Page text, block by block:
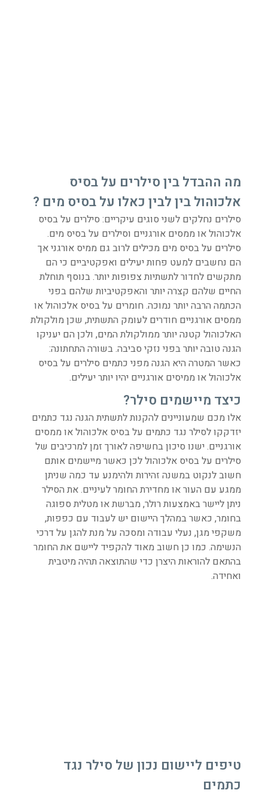
מה ההבדל בין סילרים על בסיס
אלכוהול בין לבין כאלו על בסיס מים ?
סילרים נחלקים לשני סוגים עיקריים: סילרים על בסיס
אלכוהול או ממסים אורגניים וסילרים על בסיס מים.
סילרים על בסיס מים מכילים לרוב גם ממיס אורגני אך
הם נחשבים למעט פחות יעילים ואפקטיביים כי הם
מתקשים לחדור לתשתיות צפופות יותר. בנוסף תוחלת
החיים שלהם קצרה יותר והאפקטיביות שלהם בפני
הכתמה הרבה יותר נמוכה. חומרים על בסיס אלכוהול או
ממסים אורגניים חודרים לעומק התשתית, שכן מולקולת
האלכוהול קטנה יותר ממולקולת המים, ולכן הם יעניקו
הגנה טובה יותר בפני נזקי סביבה. בשורה התחתונה:
כאשר המטרה היא הגנה מפני כתמים סילרים על בסיס
אלכוהול או ממיסים אורגניים יהיו יותר יעילים.
כיצד מיישמים סילר?
אלו מכם שמעוניינים להקנות לתשתית הגנה נגד כתמים
יזדקקו לסילר נגד כתמים על בסיס אלכוהול או ממסים
אורגניים. ישנו סיכון בחשיפה לאורך זמן למרכיבים של
סילרים על בסיס אלכוהול לכן כאשר מיישמים אותם
חשוב לנקוט במשנה זהירות ולהימנע עד כמה שניתן
ממגע עם העור או מחדירת החומר לעיניים. את הסילר
ניתן ליישר באמצעות רולר, מברשת או מטלית ספוגה
בחומר, כאשר במהלך היישום יש לעבוד עם כפפות,
משקפי מגן, נעלי עבודה ומסכה על מנת להגן על דרכי
הנשימה. כמו כן חשוב מאוד להקפיד ליישם את החומר
בהתאם להוראות היצרן כדי שהתוצאה תהיה מיטבית
ואחידה.
טיפים ליישום נכון של סילר נגד
כתמים